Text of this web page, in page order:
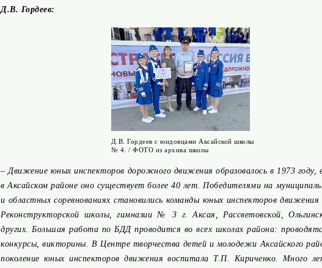
Д.В. Гордеев:
Д.В. Гордеев с юидовцами Аксайской школы
№ 4. / ФОТО из архива школы
– Движение юных инспекторов дорожного движения образовалось в 1973 году,
в Аксайском районе оно существует более 40 лет. Победителями на
и областных соревнованиях становились команды юных инспекторов
Реконструкторской школы, гимназии № 3 г. Аксая, Рассветовской,
других. Большая работа по БДД проводится во всех школах района:
конкурсы, викторины. В Центре творчества детей и молодежи Аксайского
поколение юных инспекторов движения воспитала Т.П. Кириченко. Много